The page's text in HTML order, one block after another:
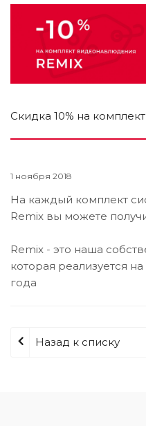
Скидка 10% на
1 ноября 2018
На каждый комплект
Remix вы можете
Remix - это наша
которая реализуется
года
Назад к списку